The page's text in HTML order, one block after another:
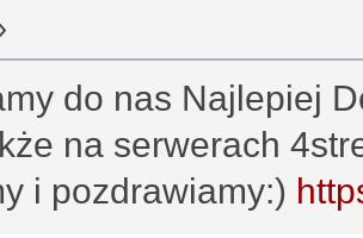
do nas Najlepiej
na serwerach
i pozdrawiamy:)